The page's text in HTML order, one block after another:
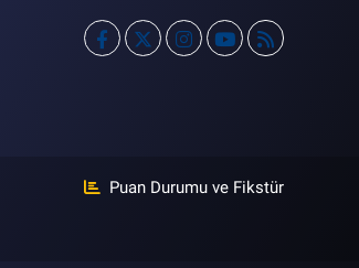
Puan Durumu ve Fikstür